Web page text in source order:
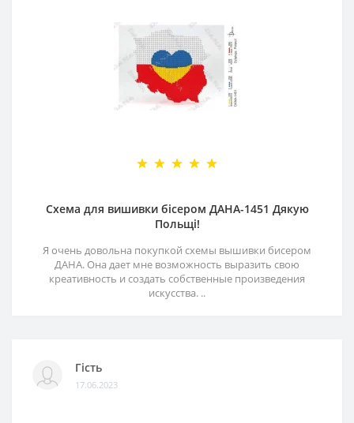
Схема для вишивки бісером ДАНА-1451 Дякую
Польщі!
Я очень довольна покупкой схемы вышивки бисером
ДАНА. Она дает мне возможность выразить свою
креативность и создать собственные произведения
искусства. ..
Гість
17.06.2023